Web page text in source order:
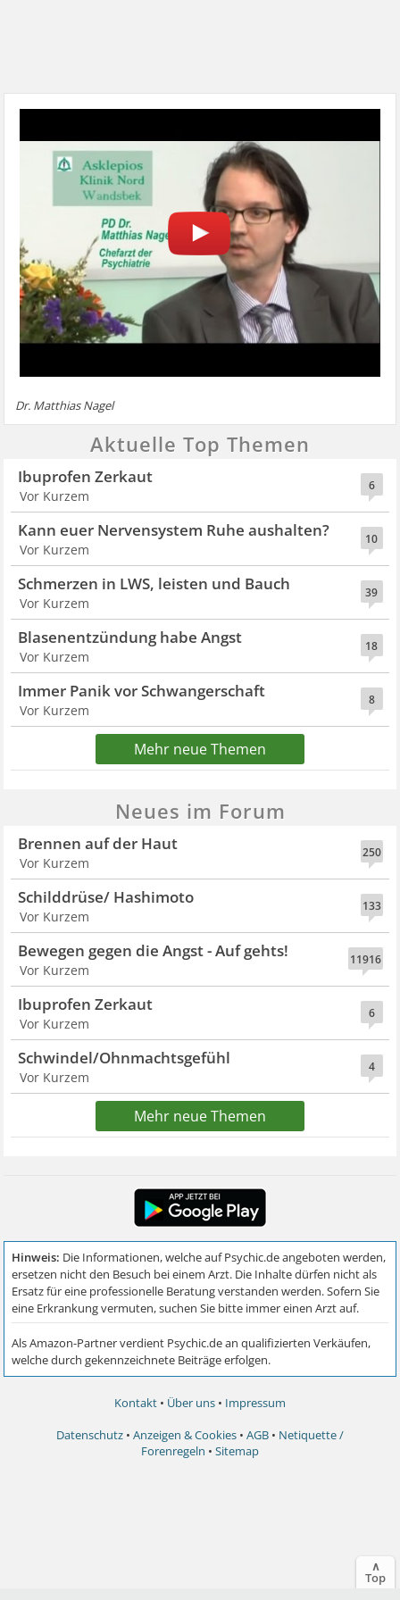
Dr. Matthias Nagel
Aktuelle Top Themen
6
Ibuprofen Zerkaut
Vor Kurzem
10
Kann euer Nervensystem Ruhe aushalten?
Vor Kurzem
39
Schmerzen in LWS, leisten und Bauch
Vor Kurzem
18
Blasenentzündung habe Angst
Vor Kurzem
8
Immer Panik vor Schwangerschaft
Vor Kurzem
Mehr neue Themen
Neues im Forum
250
Brennen auf der Haut
Vor Kurzem
133
Schilddrüse/ Hashimoto
Vor Kurzem
11916
Bewegen gegen die Angst - Auf gehts!
Vor Kurzem
6
Ibuprofen Zerkaut
Vor Kurzem
4
Schwindel/Ohnmachtsgefühl
Vor Kurzem
Mehr neue Themen
Kontakt • Über uns • Impressum
Datenschutz • Anzeigen & Cookies • AGB • Netiquette /
Forenregeln • Sitemap
∧
Top